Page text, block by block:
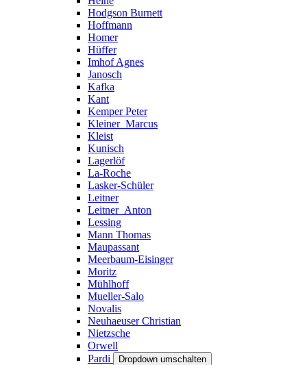
Hodgson Burnett
Hoffmann
Homer
Hüffer
Imhof Agnes
Janosch
Kafka
Kant
Kemper Peter
Kleiner_Marcus
Kleist
Kunisch
Lagerlöf
La-Roche
Lasker-Schüler
Leitner
Leitner_Anton
Lessing
Mann Thomas
Maupassant
Meerbaum-Eisinger
Moritz
Mühlhoff
Mueller-Salo
Novalis
Neuhaeuser Christian
Nietzsche
Orwell
Pardi
Dropdown umschalten